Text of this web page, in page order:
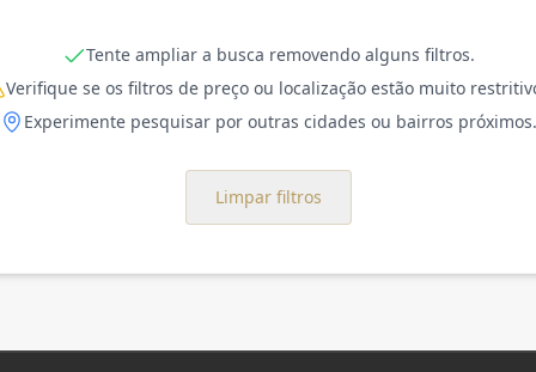
Tente ampliar a busca removendo alguns filtros.
Verifique se os filtros de preço ou localização estão muito
Experimente pesquisar por outras cidades ou bairros próximos.
Limpar filtros